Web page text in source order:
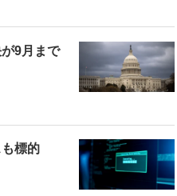
9月まで
も標的